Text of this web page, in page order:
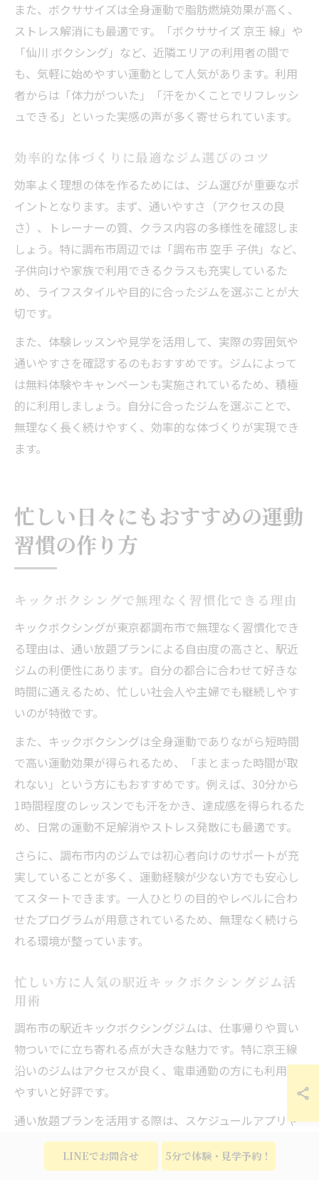
また、ボクササイズは全身運動で脂肪燃焼効果が高く、
ストレス解消にも最適です。「ボクササイズ 京王 線」や
「仙川 ボクシング」など、近隣エリアの利用者の間で
も、気軽に始めやすい運動として人気があります。利用
者からは「体力がついた」「汗をかくことでリフレッシ
ュできる」といった実感の声が多く寄せられています。
効率的な体づくりに最適なジム選びのコツ
効率よく理想の体を作るためには、ジム選びが重要なポ
イントとなります。まず、通いやすさ（アクセスの良
さ）、トレーナーの質、クラス内容の多様性を確認しま
しょう。特に調布市周辺では「調布市 空手 子供」など、
子供向けや家族で利用できるクラスも充実しているた
め、ライフスタイルや目的に合ったジムを選ぶことが大
切です。
また、体験レッスンや見学を活用して、実際の雰囲気や
通いやすさを確認するのもおすすめです。ジムによって
は無料体験やキャンペーンも実施されているため、積極
的に利用しましょう。自分に合ったジムを選ぶことで、
無理なく長く続けやすく、効率的な体づくりが実現でき
ます。
忙しい日々にもおすすめの運動
習慣の作り方
キックボクシングで無理なく習慣化できる理由
キックボクシングが東京都調布市で無理なく習慣化でき
る理由は、通い放題プランによる自由度の高さと、駅近
ジムの利便性にあります。自分の都合に合わせて好きな
時間に通えるため、忙しい社会人や主婦でも継続しやす
いのが特徴です。
また、キックボクシングは全身運動でありながら短時間
で高い運動効果が得られるため、「まとまった時間が取
れない」という方にもおすすめです。例えば、30分から
1時間程度のレッスンでも汗をかき、達成感を得られるた
め、日常の運動不足解消やストレス発散にも最適です。
さらに、調布市内のジムでは初心者向けのサポートが充
実していることが多く、運動経験が少ない方でも安心し
てスタートできます。一人ひとりの目的やレベルに合わ
せたプログラムが用意されているため、無理なく続けら
れる環境が整っています。
忙しい方に人気の駅近キックボクシングジム活
用術
調布市の駅近キックボクシングジムは、仕事帰りや買い
物ついでに立ち寄れる点が大きな魅力です。特に京王線
沿いのジムはアクセスが良く、電車通勤の方にも利用し
やすいと好評です。
通い放題プランを活用する際は、スケジュールアプリや
ジムの予約システムを活用して、無理のない頻度で通う
ことがコツです。例えば、週に2～3回のペースでレッス
LINEでお問合せ 5分で体験・見学予約！